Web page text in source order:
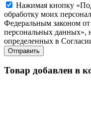
Нажимая кнопку
обработку моих
Федеральным законом
персональных данных»,
определенных в
Товар добавлен в